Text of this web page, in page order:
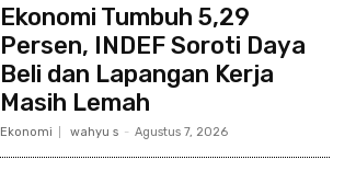
Ekonomi Tumbuh 5,29
Persen, INDEF Soroti Daya
Beli dan Lapangan Kerja
Masih Lemah
Ekonomi wahyu s - Agustus 7, 2026